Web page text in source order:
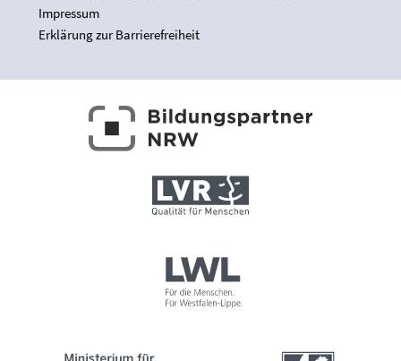
Impressum
Erklärung zur Barrierefreiheit